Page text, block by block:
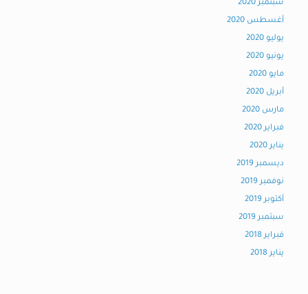
سبتمبر 2020
أغسطس 2020
يوليو 2020
يونيو 2020
مايو 2020
أبريل 2020
مارس 2020
فبراير 2020
يناير 2020
ديسمبر 2019
نوفمبر 2019
أكتوبر 2019
سبتمبر 2019
فبراير 2018
يناير 2018